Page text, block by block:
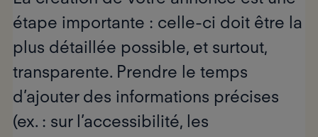
étape importante : celle-ci doit être la
plus détaillée possible, et surtout,
transparente. Prendre le temps
d’ajouter des informations précises
(ex. : sur l’accessibilité, les